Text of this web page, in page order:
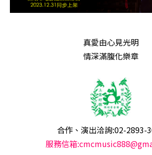
真愛由心見光明
情深滿腹化樂章
合作、演出洽詢:02-2893-
服務信箱